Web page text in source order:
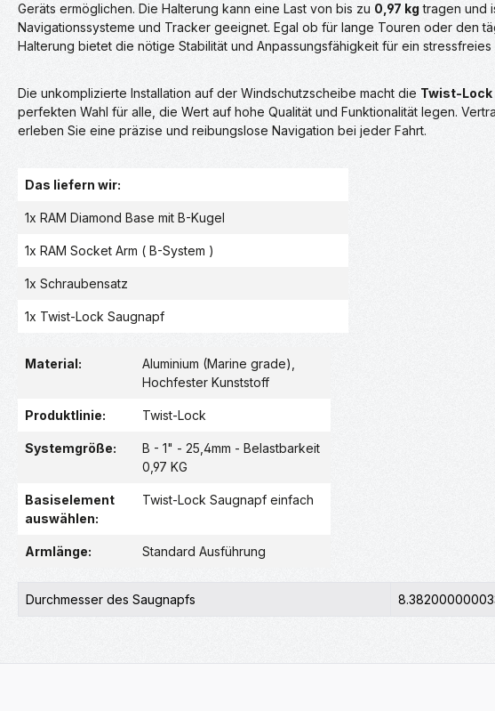
Geräts ermöglichen. Die Halterung kann eine Last von bis zu 0,97 kgtragen und
Navigationssysteme und Tracker geeignet. Egal ob für lange Touren oder den
Halterung bietet die nötige Stabilität und Anpassungsfähigkeit für ein stressfreies
Die unkomplizierte Installation auf der Windschutzscheibe macht die Twist-
perfekten Wahl für alle, die Wert auf hohe Qualität und Funktionalität legen.
erleben Sie eine präzise und reibungslose Navigation bei jeder Fahrt.
Das liefern wir:
1x RAM Diamond Base mit B-Kugel
1x RAM Socket Arm ( B-System )
1x Schraubensatz
1x Twist-Lock Saugnapf
Material: Aluminium (Marine grade)
Hochfester Kunststoff
Produktlinie: Twist-Lock
Systemgröße:
B - 1" - 25,4mm - Belastbarkeit
0,97 KG
Basiselement
auswählen:
Twist-Lock Saugnapf einfach
Armlänge: Standard Ausführung
Durchmesser des Saugnapfs